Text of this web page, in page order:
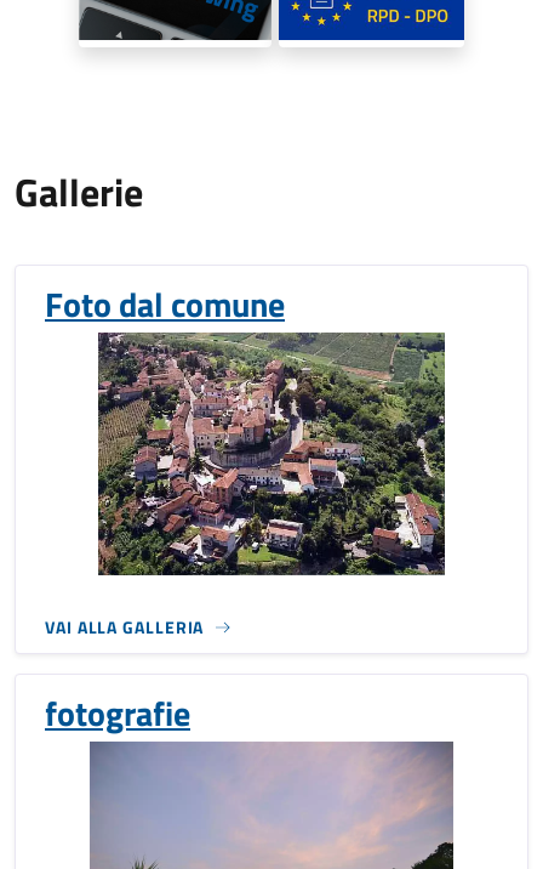
Gallerie
Foto dal comune
VAI ALLA GALLERIA
fotografie